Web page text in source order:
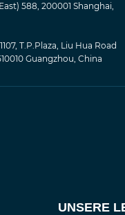
588, 200001 Shanghai,
T.P.Plaza, Liu Hua Road
Guangzhou, China
UNSERE